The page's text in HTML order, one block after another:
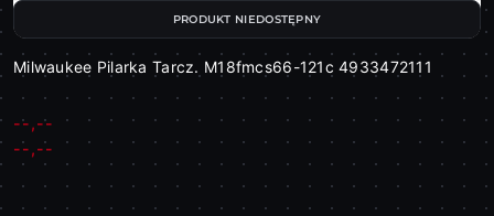
Milwaukee Pilarka Tarcz. M18fmcs66-121c 4933472111
Cena:
--,--
Cena:
--,--
PRODUKT NIEDOSTĘPNY